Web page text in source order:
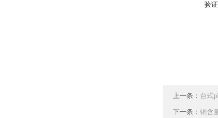
验
上一条： 台式
下一条： 铜含